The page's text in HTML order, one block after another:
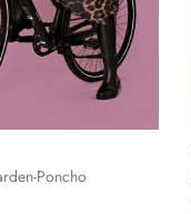
Poncho